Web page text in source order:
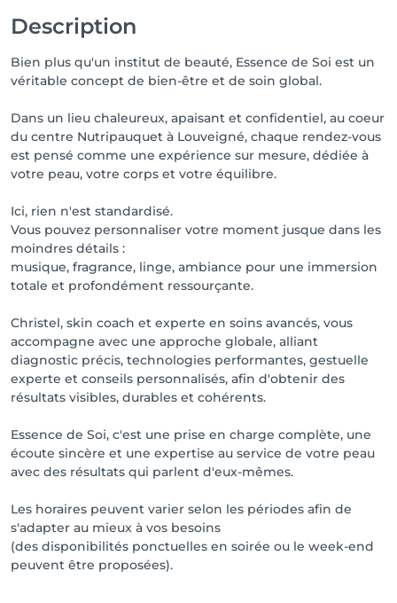
⸻
⏰ ANNULATIONS
Toute annulation ou modification doit être signalée
au minimum 48h ouvrables à l’avance ( sauf cas de
force majeure!)
Suite à une tendance récurrente en augmentation (
le no-show) entrainant des problèmes de gestion
opérationnelle,  une perte de revenu immédiate,  la
désorganisation de nos plannings, des heures
perdues et retirant la possibilité d'attribuer ce
créneau horaire à un(e) autre client(e) , nous sommes
contraints, avec regret, de facturer la séance prévue
et non annulée!
Annulation sous 24h = 50% du service facturé.
Le jour même = 100% du service facturé.
⸻
💳 PAIEMENT
Les paiements peuvent être effectués en espèces,
Payconiq, QR Code ou bancontact.
⸻
📩 DEMANDE DE RENSEIGNEMENTS
Description
Bien plus qu'un institut de beauté, Essence de Soi est un
véritable concept de bien-être et de soin global.
Dans un lieu chaleureux, apaisant et confidentiel, au coeur
du centre Nutripauquet à Louveigné, chaque rendez-vous
est pensé comme une expérience sur mesure, dédiée à
votre peau, votre corps et votre équilibre.
Ici, rien n'est standardisé.
Vous pouvez personnaliser votre moment jusque dans les
moindres détails :
musique, fragrance, linge, ambiance pour une immersion
totale et profondément ressourçante.
Christel, skin coach et experte en soins avancés, vous
accompagne avec une approche globale, alliant
diagnostic précis, technologies performantes, gestuelle
experte et conseils personnalisés, afin d'obtenir des
résultats visibles, durables et cohérents.
Essence de Soi, c'est une prise en charge complète, une
écoute sincère et une expertise au service de votre peau
avec des résultats qui parlent d'eux-mêmes.
Les horaires peuvent varier selon les périodes afin de
s'adapter au mieux à vos besoins
(des disponibilités ponctuelles en soirée ou le week-end